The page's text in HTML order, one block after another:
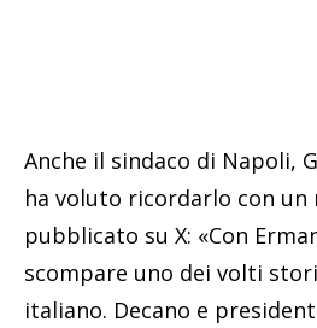
Anche il sindaco di Napoli,
ha voluto ricordarlo con un
pubblicato su X: «Con
scompare uno dei volti
italiano. Decano e